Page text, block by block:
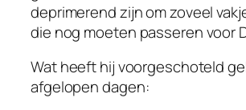
deprimerend zijn om zoveel
die nog moeten passeren voor
Wat heeft hij voorgeschoteld
afgelopen dagen: